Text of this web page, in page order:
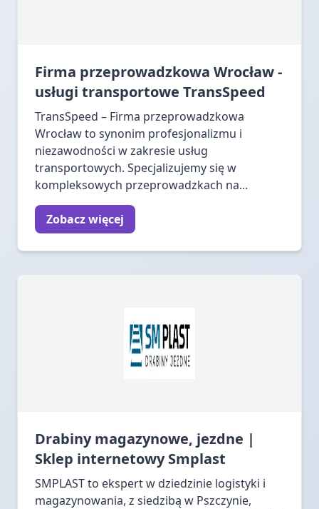
Firma przeprowadzkowa Wrocław -
usługi transportowe TransSpeed
TransSpeed – Firma przeprowadzkowa
Wrocław to synonim profesjonalizmu i
niezawodności w zakresie usług
transportowych. Specjalizujemy się w
kompleksowych przeprowadzkach na...
Zobacz więcej
Drabiny magazynowe, jezdne |
Sklep internetowy Smplast
SMPLAST to ekspert w dziedzinie logistyki i
magazynowania, z siedzibą w Pszczynie,